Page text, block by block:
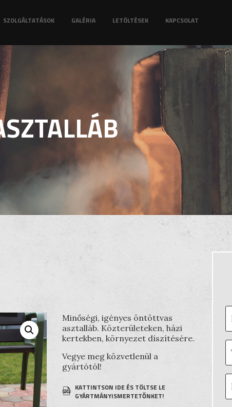
SZOLGÁLTATÁSOK GALÉRIA LETÖLTÉSEK KAPCSOLAT
Minőségi, igényes öntöttvas
asztalláb. Közterületeken, házi
kertekben, környezet díszítésére.
Vegye meg közvetlenül a
gyártótól!
KATTINTSON IDE ÉS TÖLTSE LE
GYÁRTMÁNYISMERTETŐNKET!